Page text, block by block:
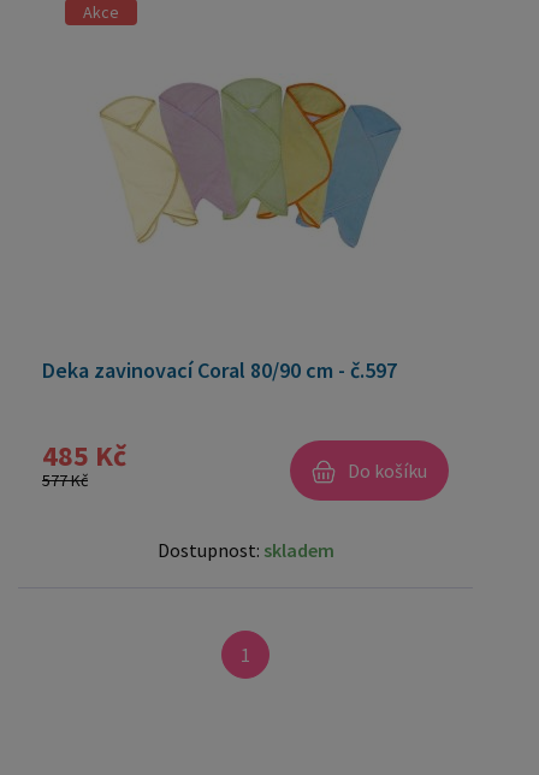
Akce
Deka zavinovací Coral 80/90 cm - č.597
485 Kč
577 Kč Do košíku
Dostupnost: skladem
1